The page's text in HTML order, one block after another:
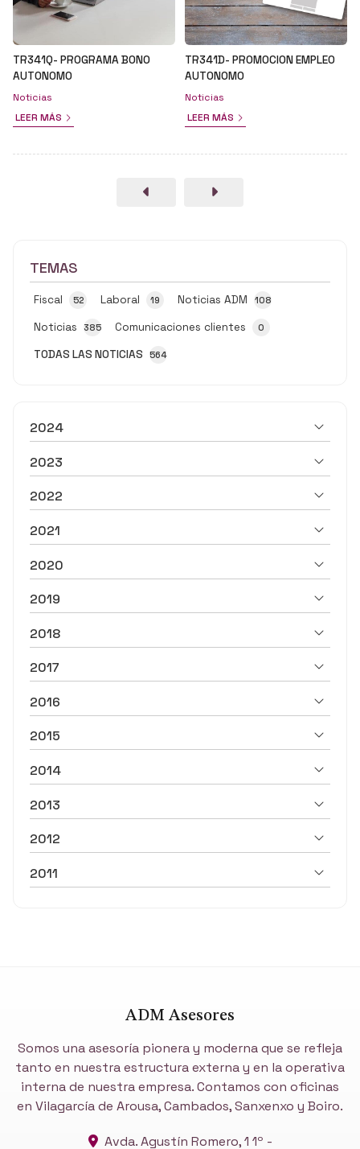
TEMAS
TODAS LAS NOTICIAS 564
Fiscal 52 Laboral 19 Noticias ADM 108
Noticias 385 Comunicaciones clientes 0
TR341Q- PROGRAMA BONO
AUTONOMO
Noticias
LEER MÁS
TR341D- PROMOCION EMPLEO
AUTONOMO
Noticias
LEER MÁS
2024
2023
2022
2021
2020
2019
2018
2017
2016
2015
2014
2013
2012
2011
ADM Asesores
Somos una asesoría pionera y moderna que se refleja
tanto en nuestra estructura externa y en la operativa
interna de nuestra empresa. Contamos con oficinas
en Vilagarcía de Arousa, Cambados, Sanxenxo y Boiro.
Avda. Agustín Romero, 1 1º -